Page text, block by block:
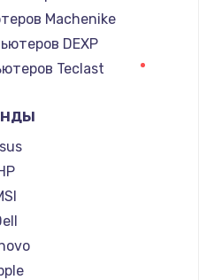
Machenike
DEXP
Teclast
Beelink
CHUWI